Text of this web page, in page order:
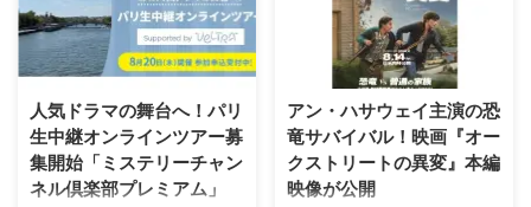
人気ドラマの舞台へ！パリ
生中継オンラインツアー募
集開始「ミステリーチャン
ネル倶楽部プレミアム」
アン・ハサウェイ主演の恐
竜サバイバル！映画『オー
クストリートの異変』本編
映像が公開